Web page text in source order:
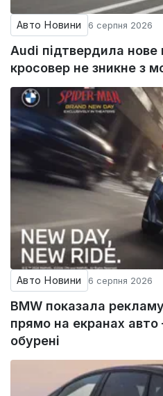
Авто Новини 6 серпня 2026
Audi підтвердила нове
кросовер не зникне з
Авто Новини 6 серпня 2026
BMW показала
прямо на екранах
обурені